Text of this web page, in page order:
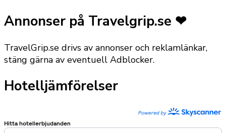
Annonser på Travelgrip.se ❤
TravelGrip.se drivs av annonser och reklamlänkar,
stäng gärna av eventuell Adblocker.
Hotelljämförelser